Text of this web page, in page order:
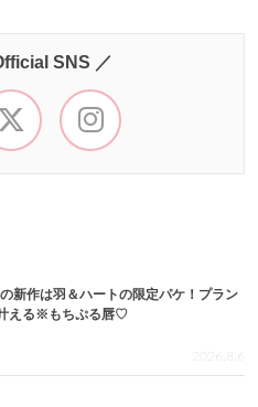
SNS ／
新作は羽＆ハートの限定パケ！プラン
える※もちぷる唇♡
2026.8.6